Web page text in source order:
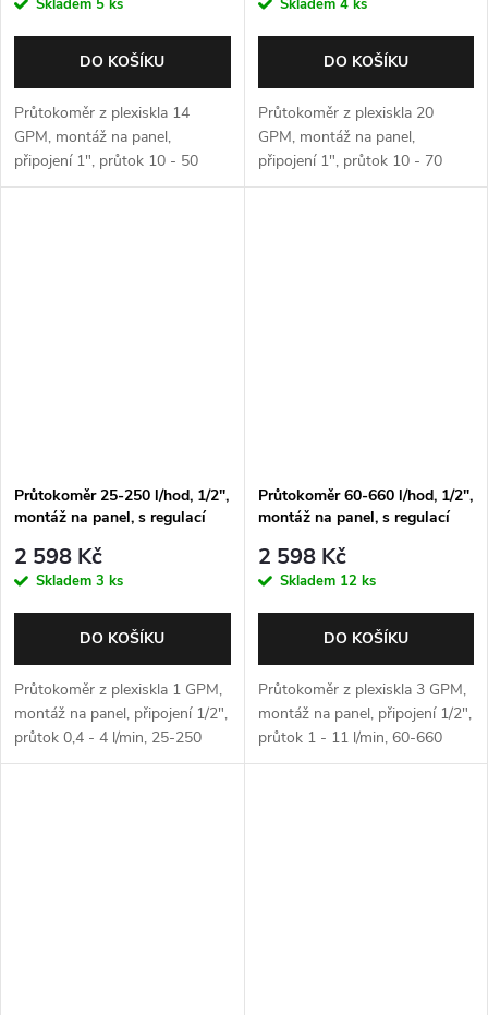
Skladem 5 ks
DO KOŠÍKU
Průtokoměr z plexiskla 14
GPM, montáž na panel,
připojení 1", průtok 10 - 50
l/min, 600-3000 l/hod
Skladem 4 ks
DO KOŠÍKU
Průtokoměr z plexiskla 20
GPM, montáž na panel,
připojení 1", průtok 10 - 70
l/min, 600-4200 l/hod
Průtokoměr 25-250 l/hod, 1/2",
montáž na panel, s regulací
2 598 Kč
Skladem 3 ks
DO KOŠÍKU
Průtokoměr z plexiskla 1 GPM,
montáž na panel, připojení 1/2",
průtok 0,4 - 4 l/min, 25-250
l/hod s regulačním ventilem
Průtokoměr 60-660 l/hod, 1/2",
montáž na panel, s regulací
2 598 Kč
Skladem 12 ks
DO KOŠÍKU
Průtokoměr z plexiskla 3 GPM,
montáž na panel, připojení 1/2",
průtok 1 - 11 l/min, 60-660
l/hod s regulačním ventilem